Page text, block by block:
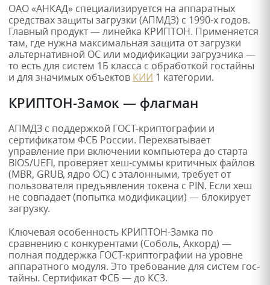
ОАО «АНКАД» специализируется на аппаратных
средствах защиты загрузки (АПМДЗ) с 1990-х годов.
Главный продукт — линейка КРИПТОН. Применяется
там, где нужна максимальная защита от загрузки
альтернативной ОС или модификации загрузчика —
то есть для систем 1Б класса с обработкой гостайны
и для значимых объектов КИИ 1 категории.
КРИПТОН-Замок — флагман
АПМДЗ с поддержкой ГОСТ-криптографии и
сертификатом ФСБ России. Перехватывает
управление при включении компьютера до старта
BIOS/UEFI, проверяет хеш-суммы критичных файлов
(MBR, GRUB, ядро ОС) с эталонными, требует от
пользователя предъявления токена с PIN. Если хеш
не совпадает (попытка модификации) — блокирует
загрузку.
Ключевая особенность КРИПТОН-Замка по
сравнению с конкурентами (Соболь, Аккорд) —
полная поддержка ГОСТ-криптографии на уровне
аппаратного модуля. Это требование для систем гос-
тайны. Сертификат ФСБ — до КС3.